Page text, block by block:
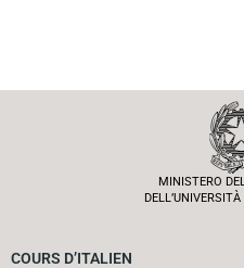
MINISTERO
COURS D’ITALIEN